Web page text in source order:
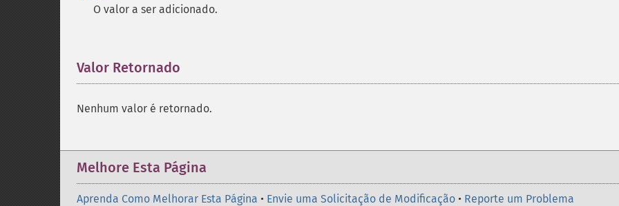
O valor a ser adicionado.
Valor Retornado
Nenhum valor é retornado.
Melhore Esta Página
Aprenda Como Melhorar Esta Página • Envie uma Solicitação de Modificação • Reporte um Problema